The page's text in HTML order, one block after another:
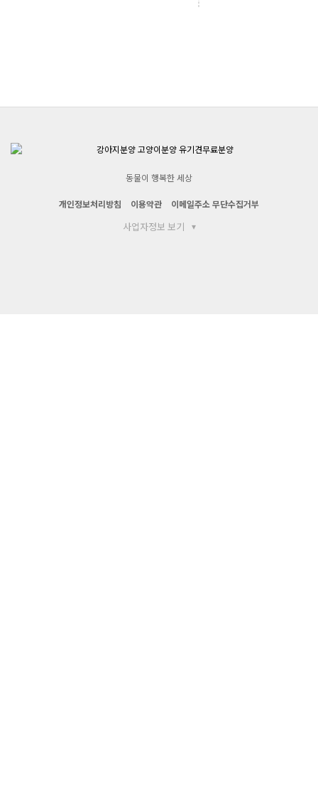
동물이 행복한 세상
개인정보처리방침 이용약관 이메일주소 무단수집거부
사업자정보 보기 ▾